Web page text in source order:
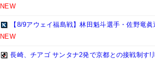
NEW
【8/9アウェイ福島戦】林田魁斗選手・佐野竜
NEW
長崎、チアゴ サンタナ2発で京都との接戦制す